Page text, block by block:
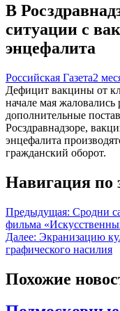
В
ситуации с
энцефалита
Российская Газета2
Дефицит вакцины от
начале мая
дополнительные
Росздравнадзоре,
энцефалита
гражданский оборот.
Навигация по
Предыдущая: Сродни
фильма
Далее: Экранизацию
графического насилия
Похожие